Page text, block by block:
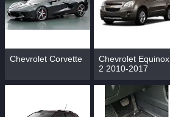
Chevrolet Corvette
Chevrolet Equinox
2 2010-2017